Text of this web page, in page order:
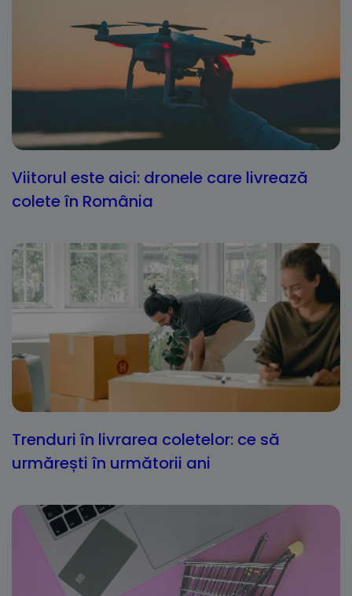
Viitorul este aici: dronele care livrează
colete în România
Trenduri în livrarea coletelor: ce să
urmărești în următorii ani